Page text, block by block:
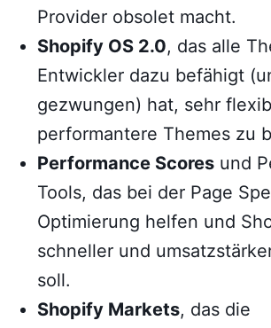
Provider obsolet macht.
Shopify OS 2.0, das alle
Entwickler dazu befähigt
gezwungen) hat, sehr
performantere Themes zu
Performance Scoresund
Tools, das bei der Page
Optimierung helfen und
schneller und
soll.
Shopify Markets, das die